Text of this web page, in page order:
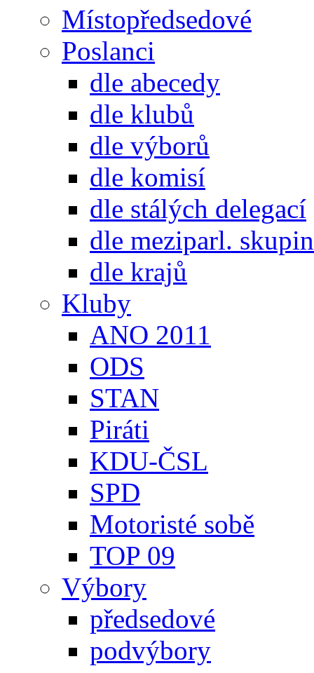
Místopředsedové
Poslanci
dle abecedy
dle klubů
dle výborů
dle komisí
dle stálých delegací
dle meziparl. skupin
dle krajů
Kluby
ANO 2011
ODS
STAN
Piráti
KDU-ČSL
SPD
Motoristé sobě
TOP 09
Výbory
předsedové
podvýbory